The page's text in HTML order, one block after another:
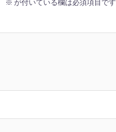
※ が付いている欄は必須項目です